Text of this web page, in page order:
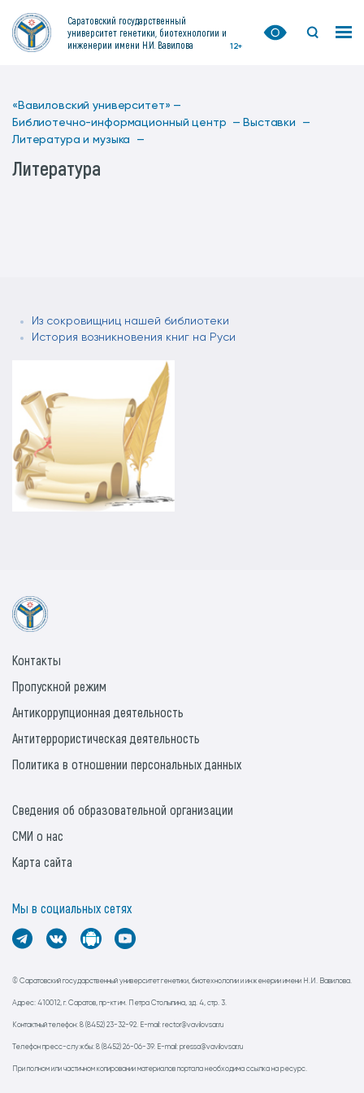
Саратовский государственный
университет генетики, биотехнологии и
инженерии имени Н.И. Вавилова
12+
«Вавиловский университет» —
Библиотечно-информационный центр — Выставки —
Литература и музыка —
Литература
Из сокровищниц нашей библиотеки
История возникновения книг на Руси
© Саратовский государственный университет генетики, биотехнологии и инженерии имени Н.И. Вавилова.
Адрес: 410012, г. Саратов, пр-кт им. Петра Столыпина, зд. 4, стр. 3.
Контактный телефон: 8 (8452) 23-32-92. E-mail: rector@vavilovsar.ru
Телефон пресс-службы: 8 (8452) 26-06-39. E-mail: pressa@vavilovsar.ru
При полном или частичном копировании материалов портала необходима ссылка на ресурс.
Контакты
Пропускной режим
Антикоррупционная деятельность
Антитеррористическая деятельность
Политика в отношении персональных данных
Сведения об образовательной организации
СМИ о нас
Карта сайта
Мы в социальных сетях